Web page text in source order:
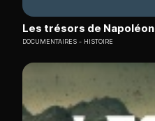
Les trésors de Napoléon
DOCUMENTAIRES HISTOIRE